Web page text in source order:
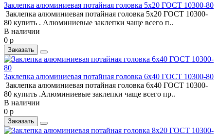
Заклепка алюминиевая потайная головка 5x20 ГОСТ 10300-80
Заклепка алюминиевая потайная головка 5x20 ГОСТ 10300-
80 купить . Алюминиевые заклепки чаще всего п..
В наличии
0 р
Заказать
Заклепка алюминиевая потайная головка 6x40 ГОСТ 10300-80
Заклепка алюминиевая потайная головка 6x40 ГОСТ 10300-
80 купить .Алюминиевые заклепки чаще всего пр..
В наличии
0 р
Заказать